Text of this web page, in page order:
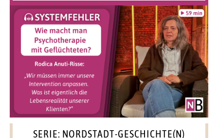
SERIE: NORDSTADT-GESCHICHTE(N)